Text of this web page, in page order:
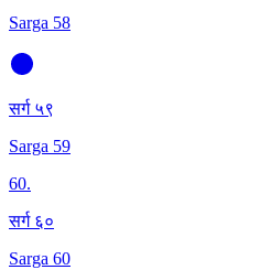
Sarga 58
सर्ग ५९
Sarga 59
60.
सर्ग ६०
Sarga 60